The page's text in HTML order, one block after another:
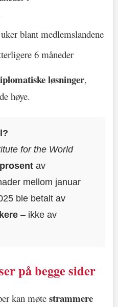
blant medlemslandene
6 måneder
løsninger,
høye.
for the World
av
mellom januar
ble betalt av
– ikke av
på begge sider
kan møte strammere